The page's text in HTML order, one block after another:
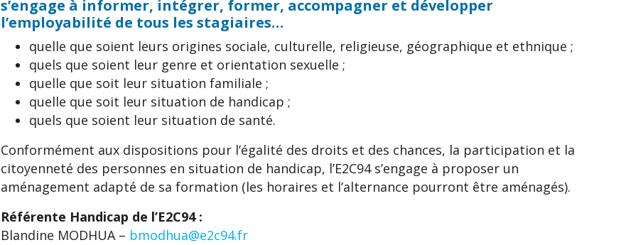
s’engage à informer, intégrer, former, accompagner et développer
l’employabilité de tous les stagiaires…
quelle que soient leurs origines sociale, culturelle, religieuse, géographique et ethnique ;
quels que soient leur genre et orientation sexuelle ;
quelle que soit leur situation familiale ;
quelle que soit leur situation de handicap ;
quels que soient leur situation de santé.
Conformément aux dispositions pour l’égalité des droits et des chances, la participation et la
citoyenneté des personnes en situation de handicap, l’E2C94 s’engage à proposer un
aménagement adapté de sa formation (les horaires et l’alternance pourront être aménagés).
Référente Handicap de l’E2C94 :
Blandine MODHUA – bmodhua@e2c94.fr